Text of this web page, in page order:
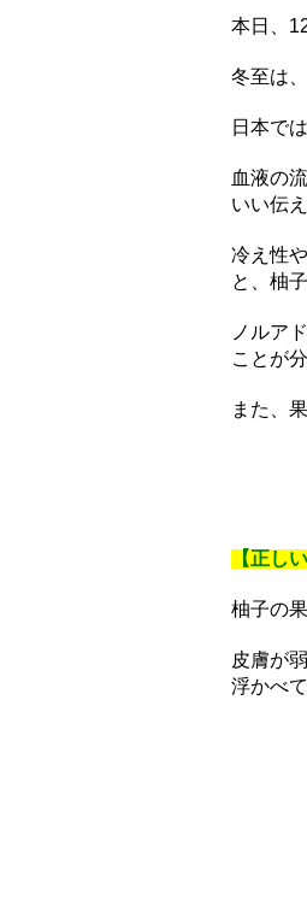
本日、
冬至は
日本で
血液の
いい伝
冷え性
と、柚
ノルア
ことが
また、
【正し
柚子の
皮膚が
浮かべ